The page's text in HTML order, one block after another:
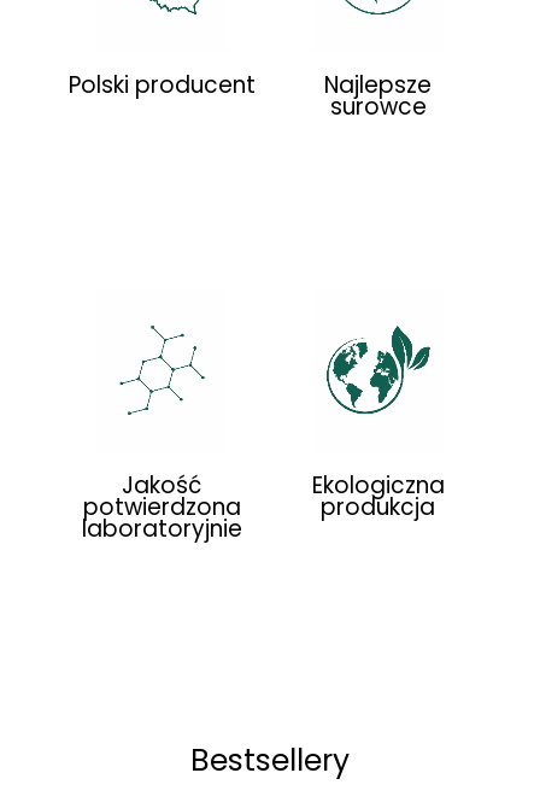
Polski producent Najlepsze
surowce
Jakość
potwierdzona
laboratoryjnie
Ekologiczna
produkcja
Bestsellery